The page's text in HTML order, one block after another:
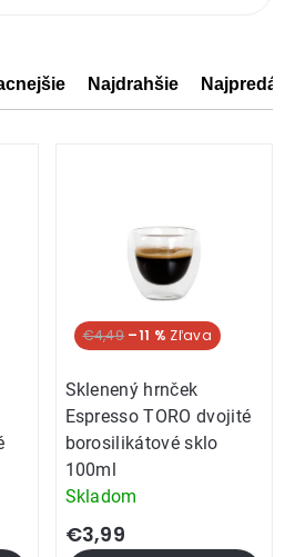
Najdrahšie
€4,49 –11 %
Sklenený hrnček
Espresso TORO dvojité
borosilikátové sklo
100ml
Skladom
€3,99